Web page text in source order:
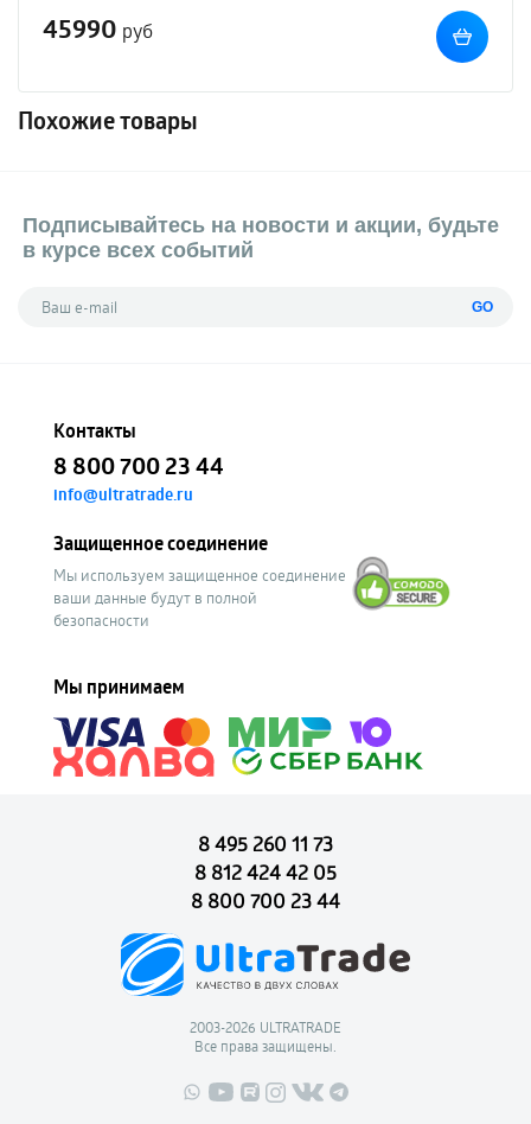
45990 руб
Похожие товары
Подписывайтесь на новости и акции, будьте
в курсе всех событий
GO
Контакты
8 800 700 23 44
info@ultratrade.ru
Защищенное соединение
Мы используем защищенное соединение
ваши данные будут в полной
безопасности
Мы принимаем
8 495 260 11 73
8 812 424 42 05
8 800 700 23 44
2003-2026 ULTRATRADE
Все права защищены.